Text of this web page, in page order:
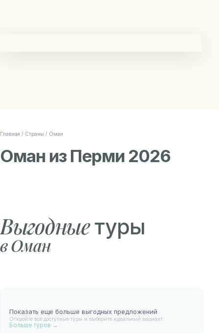
Главная / Страны / Оман
Оман из Перми 2026
Выгодныетуры
в Оман
Показать еще больше выгодных предложений
Откройте все доступные туры и выберите идеальный вариант
Больше туров →